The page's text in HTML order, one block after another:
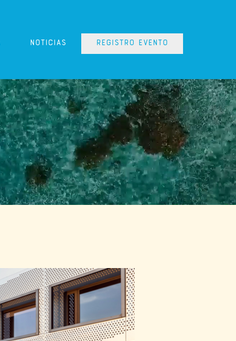
NOTICIAS Registro Evento